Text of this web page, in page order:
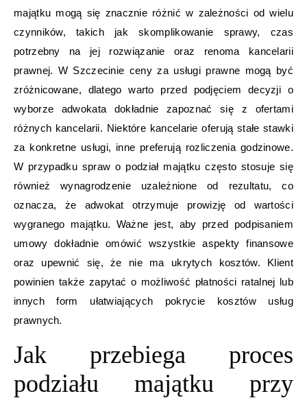
majątku mogą się znacznie różnić w zależności od wielu
czynników, takich jak skomplikowanie sprawy, czas
potrzebny na jej rozwiązanie oraz renoma kancelarii
prawnej. W Szczecinie ceny za usługi prawne mogą być
zróżnicowane, dlatego warto przed podjęciem decyzji o
wyborze adwokata dokładnie zapoznać się z ofertami
różnych kancelarii. Niektóre kancelarie oferują stałe stawki
za konkretne usługi, inne preferują rozliczenia godzinowe.
W przypadku spraw o podział majątku często stosuje się
również wynagrodzenie uzależnione od rezultatu, co
oznacza, że adwokat otrzymuje prowizję od wartości
wygranego majątku. Ważne jest, aby przed podpisaniem
umowy dokładnie omówić wszystkie aspekty finansowe
oraz upewnić się, że nie ma ukrytych kosztów. Klient
powinien także zapytać o możliwość płatności ratalnej lub
innych form ułatwiających pokrycie kosztów usług
prawnych.
Jak przebiega proces
podziału majątku przy